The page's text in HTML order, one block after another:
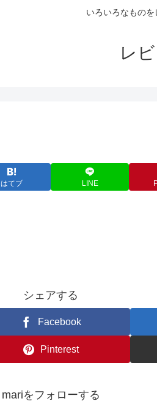
いろいろなものを
レ
はてブ LINE
シェアする
Facebook
Pinterest
mariをフォローする